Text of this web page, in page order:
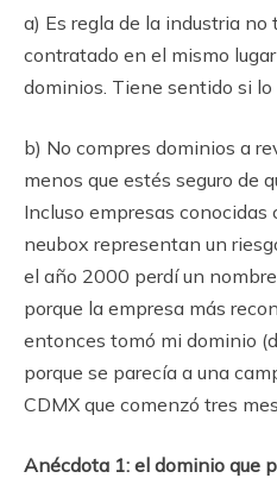
a) Es regla de la industria no
contratado en el mismo
dominios. Tiene sentido si
b) No compres dominios a
menos que estés seguro de
Incluso empresas conocidas
neubox representan un
el año 2000 perdí un
porque la empresa más
entonces tomó mi dominio
porque se parecía a una
CDMX que comenzó tres
Anécdota 1: el dominio que